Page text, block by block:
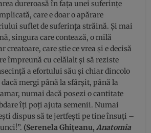
dureroasă în faţa unei suferinţe
care e doar o apărare
suflet de suferinţa străină. Şi mai
singura care contează, o milă
creatoare, care ştie ce vrea şi e decisă
împreună cu celălalt şi să reziste
a efortului său şi chiar dincolo
mergi până la sfârşit, până la
numai dacă posezi o cantitate
îţi poţi ajuta semenii. Numai
dispus să te jertfeşti pe tine însuţi –
(Serenela Ghițeanu,Anatomia